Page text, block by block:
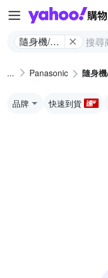
隨身機/類
Panasonic 隨身
品牌 快速到貨